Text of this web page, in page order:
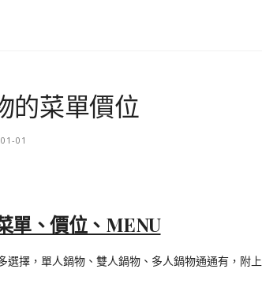
的菜單價位
01
單、價位、MENU
選擇，單人鍋物、雙人鍋物、多人鍋物通通有，附